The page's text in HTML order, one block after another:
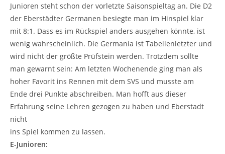
Junioren steht schon der vorletzte Saisonspieltag an. Die D2
der Eberstädter Germanen besiegte man im Hinspiel klar
mit 8:1. Dass es im Rückspiel anders ausgehen könnte, ist
wenig wahrscheinlich. Die Germania ist Tabellenletzter und
wird nicht der größte Prüfstein werden. Trotzdem sollte
man gewarnt sein: Am letzten Wochenende ging man als
hoher Favorit ins Rennen mit dem SVS und musste am
Ende drei Punkte abschreiben. Man hofft aus dieser
Erfahrung seine Lehren gezogen zu haben und Eberstadt
nicht
ins Spiel kommen zu lassen.
E-Junioren: